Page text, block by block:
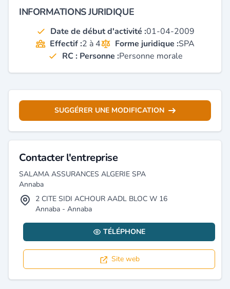
INFORMATIONS JURIDIQUE
Date de début d'activité :01-04-2009
Effectif :2 à 4 Forme juridique :SPA
RC : Personne :Personne morale
SUGGÉRER UNE MODIFICATION
Contacter l'entreprise
SALAMA ASSURANCES ALGERIE SPA
Annaba
2 CITE SIDI ACHOUR AADL BLOC W 16
Annaba - Annaba
TÉLÉPHONE
Site web